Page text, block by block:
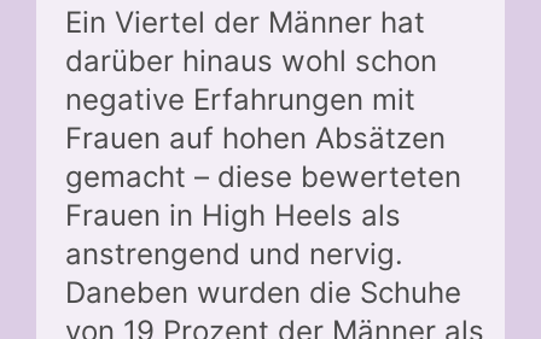
Ein Viertel der Männer hat
darüber hinaus wohl schon
negative Erfahrungen mit
Frauen auf hohen Absätzen
gemacht – diese bewerteten
Frauen in High Heels als
anstrengend und nervig.
Daneben wurden die Schuhe
von 19 Prozent der Männer als